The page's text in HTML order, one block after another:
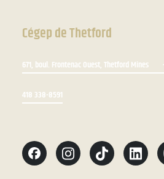
Cégep de Thetford
671, boul. Frontenac Ouest, Thetford Mines
418 338-8591